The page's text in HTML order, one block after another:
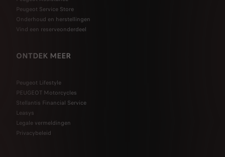
Peugeot Service Store
Onderhoud en herstellingen
Vind een reserveonderdeel
ONTDEK MEER
Peugeot Lifestyle
PEUGEOT Motorcycles
Stellantis Financial Service
Leasys
Legale vermeldingen
Privacybeleid